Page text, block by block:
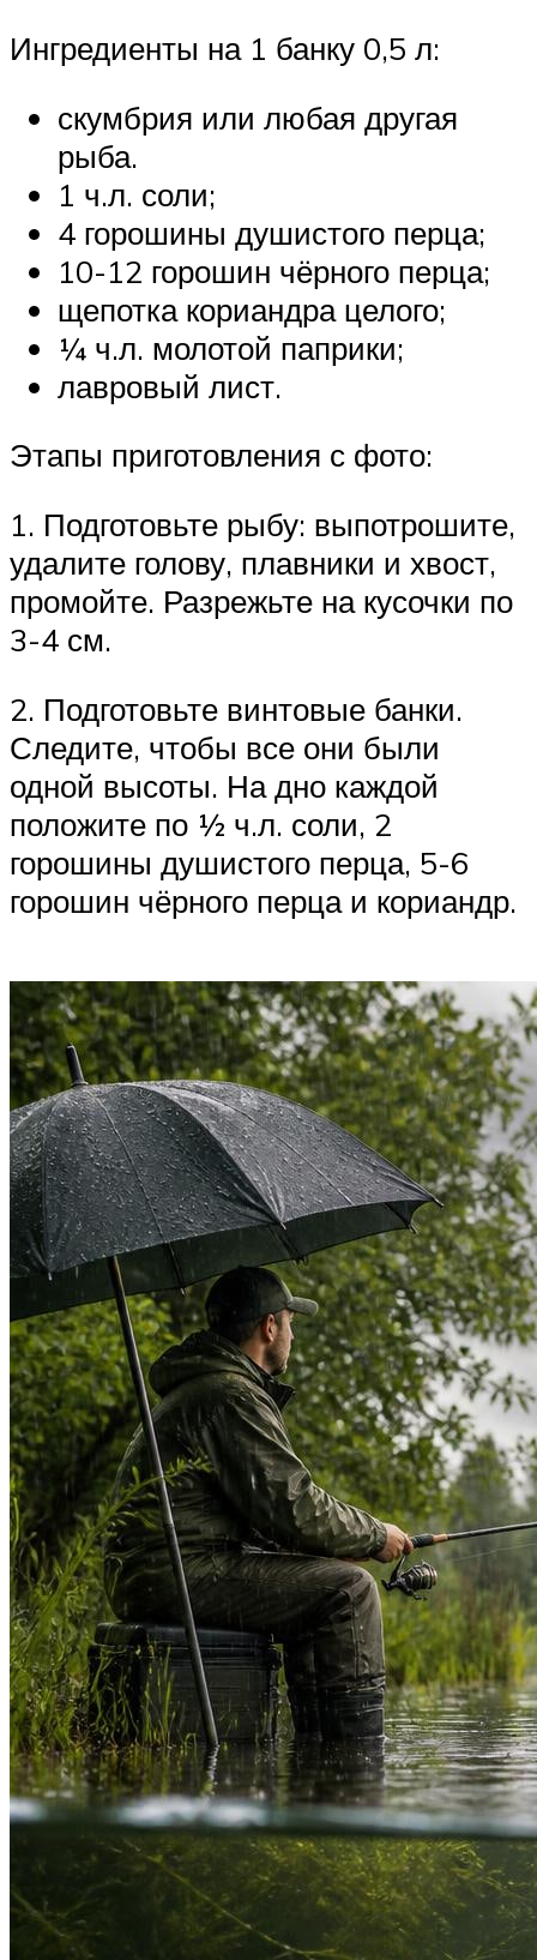
Ингредиенты на 1 банку 0,5 л:
скумбрия или любая другая
рыба.
1 ч.л. соли;
4 горошины душистого перца;
10-12 горошин чёрного перца;
щепотка кориандра целого;
¼ ч.л. молотой паприки;
лавровый лист.
Этапы приготовления с фото:
1. Подготовьте рыбу: выпотрошите,
удалите голову, плавники и хвост,
промойте. Разрежьте на кусочки по
3-4 см.
2. Подготовьте винтовые банки.
Следите, чтобы все они были
одной высоты. На дно каждой
положите по ½ ч.л. соли, 2
горошины душистого перца, 5-6
горошин чёрного перца и кориандр.